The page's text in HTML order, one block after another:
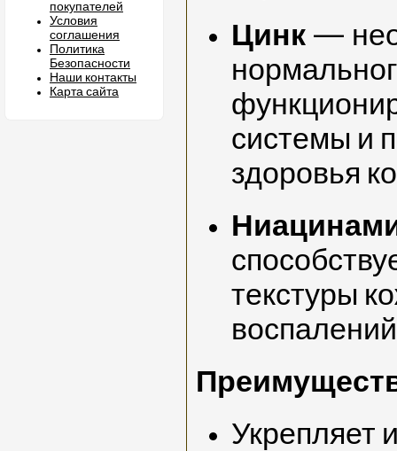
покупателей
Условия
соглашения
Политика
Безопасности
Наши контакты
Карта сайта
Цинк —
системы и
здоровья
текстуры
воспалений
Укрепляет